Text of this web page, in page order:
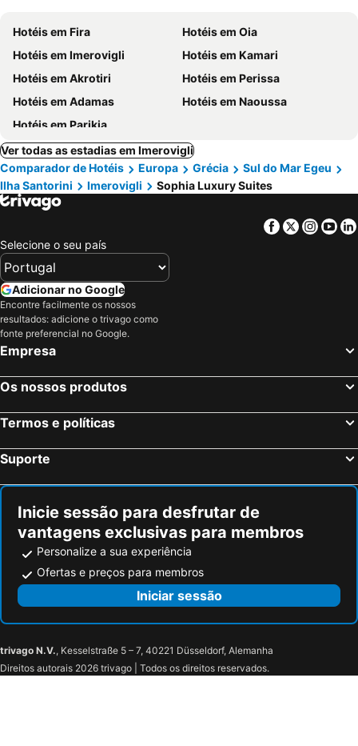
Hotéis em Fira
Hotéis em Oia
Hotéis em Imerovigli
Hotéis em Kamari
Hotéis em Akrotiri
Hotéis em Perissa
Hotéis em Adamas
Hotéis em Naoussa
Hotéis em Parikia
Ver todas as estadias em Imerovigli
Comparador de Hotéis
Europa Grécia
Sul do Mar Egeu
Ilha Santorini
Imerovigli Sophia Luxury Suites
Facebook
Twitter
Selecione o seu país
Adicionar no Google
Encontre facilmente os nossos
resultados: adicione o trivago como
fonte preferencial no Google.
Empresa
Os nossos produtos
Termos e políticas
Suporte
Inicie sessão para desfrutar de
vantagens exclusivas para membros
Personalize a sua experiência
Ofertas e preços para membros
Iniciar sessão
trivago N.V., Kesselstraße 5 – 7, 40221 Düsseldorf, Alemanha
Direitos autorais 2026 trivago | Todos os direitos reservados.